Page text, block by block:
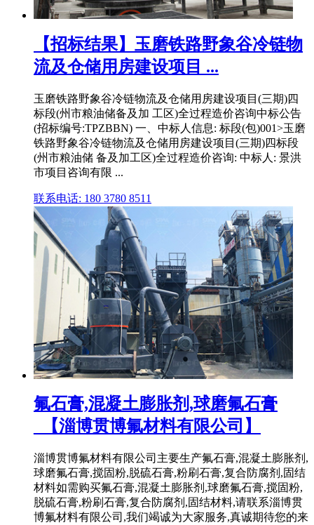
【招标结果】玉磨铁路野象谷冷链物
流及仓储用房建设项目 ...
玉磨铁路野象谷冷链物流及仓储用房建设项目(三期)四
标段(州市粮油储备及加 工区)全过程造价咨询中标公告
(招标编号:TPZBBN) 一、中标人信息: 标段(包)001>玉磨
铁路野象谷冷链物流及仓储用房建设项目(三期)四标段
(州市粮油储 备及加工区)全过程造价咨询: 中标人: 景洪
市项目咨询有限 ...
联系电话: 180 3780 8511
氟石膏,混凝土膨胀剂,球磨氟石膏
_【淄博贯博氟材料有限公司】
淄博贯博氟材料有限公司主要生产氟石膏,混凝土膨胀剂,
球磨氟石膏,搅固粉,脱硫石膏,粉刷石膏,复合防腐剂,固结
材料如需购买氟石膏,混凝土膨胀剂,球磨氟石膏,搅固粉,
脱硫石膏,粉刷石膏,复合防腐剂,固结材料,请联系淄博贯
博氟材料有限公司,我们竭诚为大家服务,真诚期待您的来